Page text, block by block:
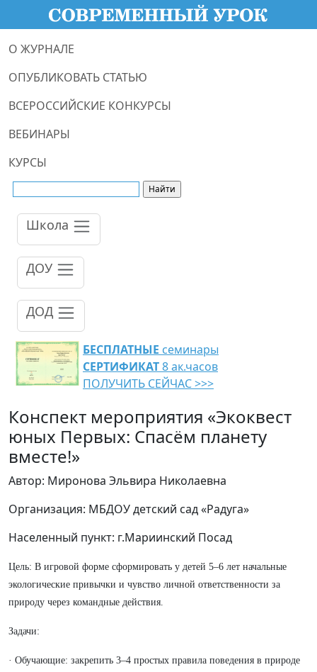
О ЖУРНАЛЕ
ОПУБЛИКОВАТЬ СТАТЬЮ
ВСЕРОССИЙСКИЕ КОНКУРСЫ
ВЕБИНАРЫ
КУРСЫ
Школа
ДОУ
ДОД
БЕСПЛАТНЫЕ семинары
СЕРТИФИКАТ8 ак.часов
ПОЛУЧИТЬ СЕЙЧАС >>>
Конспект мероприятия «Экоквест
юных Первых: Спасём планету
вместе!»
Автор: Миронова Эльвира Николаевна
Организация: МБДОУ детский сад «Радуга»
Населенный пункт: г.Мариинский Посад
Цель: В игровой форме сформировать у детей 5–6 лет начальные
экологические привычки и чувство личной ответственности за
природу через командные действия.
Задачи:
· Обучающие: закрепить 3–4 простых правила поведения в природе